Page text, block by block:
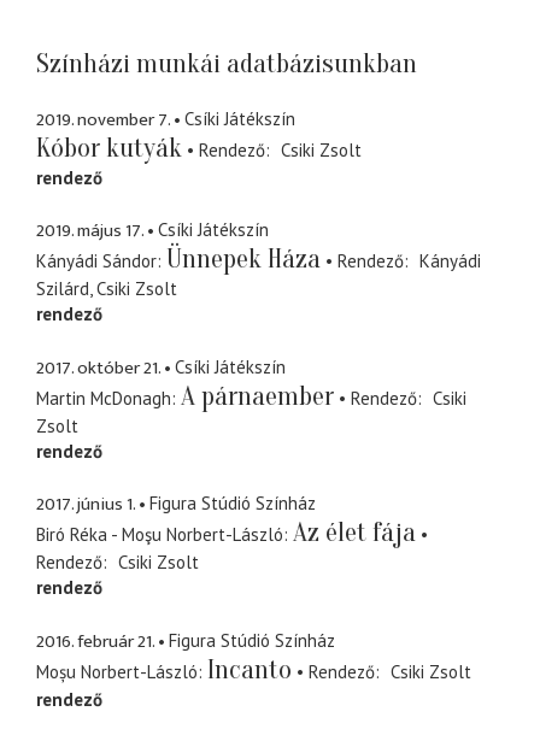
Színházi munkái adatbázisunkban
2019. november 7. Csíki Játékszín
Kóbor kutyák Rendező
Csiki Zsolt
rendező
2019. május 17.
Csíki Játékszín
Kányádi Sándor Ünnepek Háza Rendező
Kányádi
Szilárd Csiki Zsolt
rendező
2017. október 21.
Csíki Játékszín
Martin McDonagh A párnaember Rendező
Csiki
Zsolt
rendező
2017. június 1.
Figura Stúdió Színház
Biró Réka - Moşu Norbert-László Az élet fája
Rendező
Csiki Zsolt
rendező
2016. február 21.
Figura Stúdió Színház
Moșu Norbert-László Incanto Rendező
Csiki Zsolt
rendező